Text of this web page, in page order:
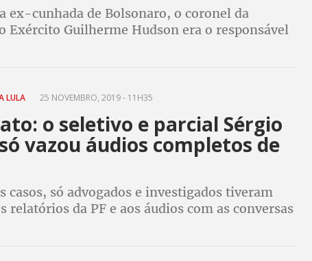
ex-cunhada de Bolsonaro, o coronel da
Exército Guilherme Hudson era o responsável
LULA 25 NOVEMBRO, 2019 - 11H35
o seletivo e parcial Sérgio
vazou áudios completos de
casos, só advogados e investigados tiveram
relatórios da PF e aos áudios com as conversas